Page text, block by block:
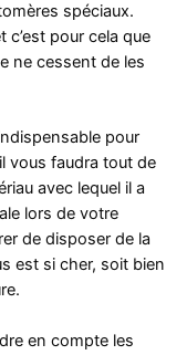
spéciaux.
c’est pour cela que
ne cessent de les
pour
vous faudra tout de
avec lequel il a
lors de votre
de disposer de la
est si cher, soit bien
en compte les